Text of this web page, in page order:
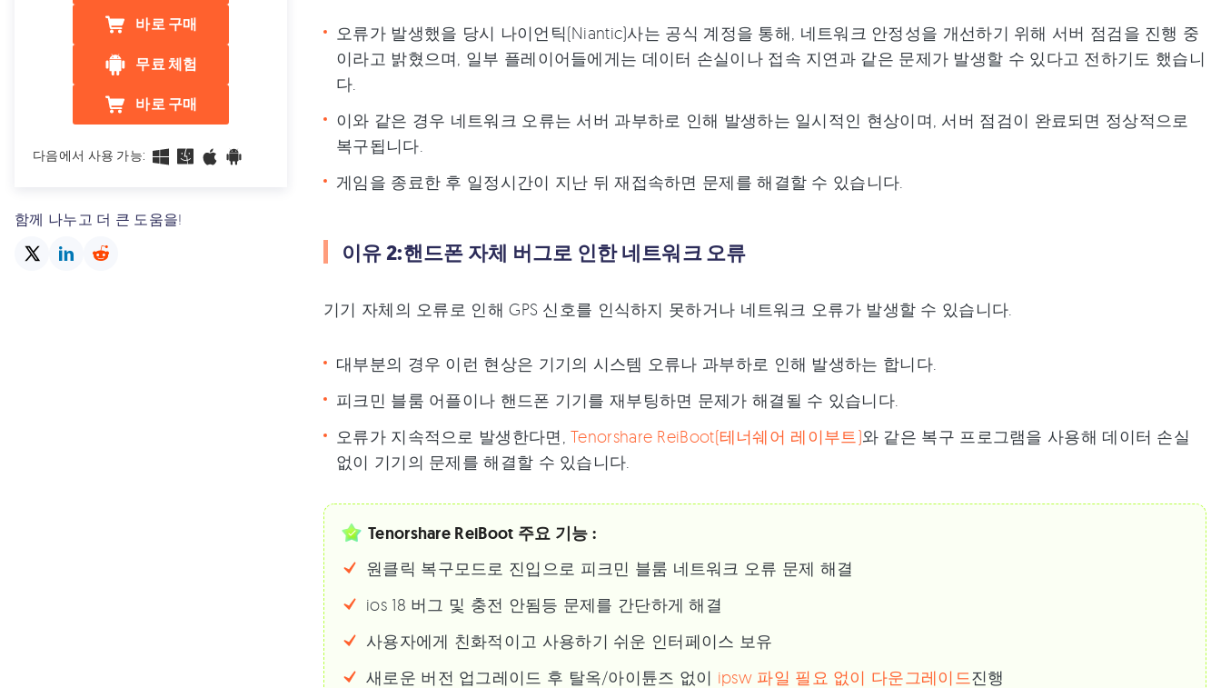
바로 구매
무료 체험
바로 구매
다음에서 사용 가능:
함께 나누고 더 큰 도움을!
오류가 발생했을 당시 나이언틱(Niantic)사는 공식 계정을 통해, 네트워크 안정성을 개선하기 위해 서버 점검을 진행 중
이라고 밝혔으며, 일부 플레이어들에게는 데이터 손실이나 접속 지연과 같은 문제가 발생할 수 있다고 전하기도 했습니
다.
이와 같은 경우 네트워크 오류는 서버 과부하로 인해 발생하는 일시적인 현상이며, 서버 점검이 완료되면 정상적으로
복구됩니다.
게임을 종료한 후 일정시간이 지난 뒤 재접속하면 문제를 해결할 수 있습니다.
이유 2:핸드폰 자체 버그로 인한 네트워크 오류
기기 자체의 오류로 인해 GPS 신호를 인식하지 못하거나 네트워크 오류가 발생할 수 있습니다.
대부분의 경우 이런 현상은 기기의 시스템 오류나 과부하로 인해 발생하는 합니다.
피크민 블룸 어플이나 핸드폰 기기를 재부팅하면 문제가 해결될 수 있습니다.
오류가 지속적으로 발생한다면,Tenorshare ReiBoot(테너쉐어 레이부트)와 같은 복구 프로그램을 사용해 데이터 손실
없이 기기의 문제를 해결할 수 있습니다.
Tenorshare ReiBoot 주요 기능 :
원클릭 복구모드로 진입으로 피크민 블룸 네트워크 오류 문제 해결
ios 18 버그 및 충전 안됨등 문제를 간단하게 해결
사용자에게 친화적이고 사용하기 쉬운 인터페이스 보유
새로운 버전 업그레이드 후 탈옥/아이튠즈 없이 ipsw 파일 필요 없이 다운그레이드진행